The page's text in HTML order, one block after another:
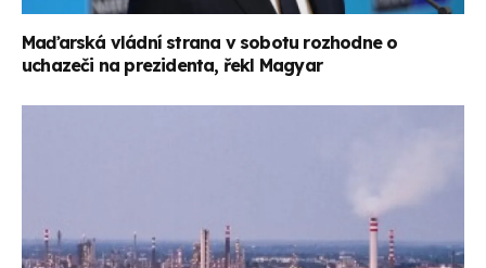
Maďarská vládní strana v sobotu rozhodne o
uchazeči na prezidenta, řekl Magyar